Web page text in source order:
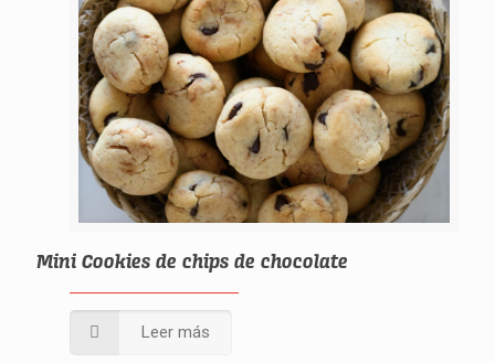
Mini Cookies de chips de chocolate
Leer más